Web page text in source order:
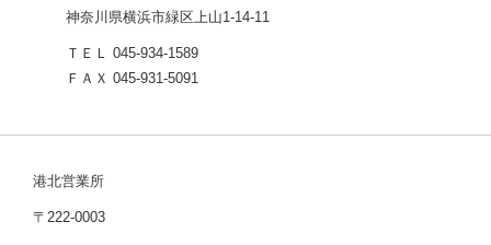
神奈川県横浜市緑区上山1-14-11
ＴＥＬ 045-934-1589
ＦＡＸ 045-931-5091
港北営業所
〒222-0003